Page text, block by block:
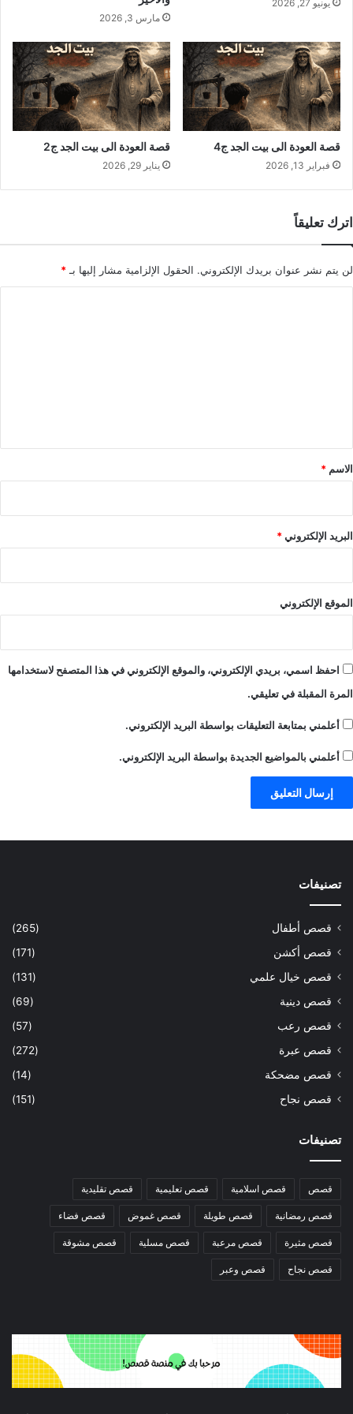
يونيو 27, 2026
مارس 3, 2026
قصة العودة الى بيت الجد ج4
فبراير 13, 2026
قصة العودة الى بيت الجد ج2
يناير 29, 2026
اترك تعليقاً
لن يتم نشر عنوان بريدك الإلكتروني. الحقول الإلزامية مشار إليها بـ *
*
الاسم *
البريد الإلكتروني*
الموقع الإلكتروني
احفظ اسمي، بريدي الإلكتروني، والموقع الإلكتروني في هذا المتصفح لاستخدامها
المرة المقبلة في تعليقي.
أعلمني بمتابعة التعليقات بواسطة البريد الإلكتروني.
أعلمني بالمواضيع الجديدة بواسطة البريد الإلكتروني.
تصنيفات
قصص أطفال
(265)
قصص أكشن
(171)
قصص خيال علمي
(131)
قصص دينية
(69)
قصص رعب
(57)
قصص عبرة
(272)
قصص مضحكة
(14)
قصص نجاح
(151)
تصنيفات
قصص قصص اسلامية قصص تعليمية قصص تقليدية
قصص رمضانية قصص طويلة قصص غموض قصص فضاء
قصص مثيرة قصص مرعبة قصص مسلية قصص مشوقة
قصص نجاح قصص وعبر